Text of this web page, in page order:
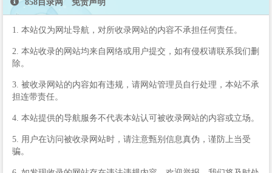
858目录网 免责声明
1. 本站仅为网址导航，对所收录网站的内容不承担任何责任。
2. 本站收录的网站均来自网络或用户提交，如有侵权请联系我们删
除。
3. 被收录网站的内容如有违规，请网站管理员自行处理，本站不承
担连带责任。
4. 本站提供的导航服务不代表本站认可被收录网站的内容或立场。
5. 用户在访问被收录网站时，请注意甄别信息真伪，谨防上当受
骗。